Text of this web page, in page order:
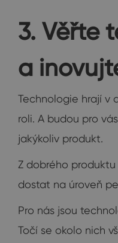
3. Věřte
a
Technologie hrají v
roli. A budou pro
jakýkoliv produkt.
Z dobrého
dostat na úroveň
Pro nás jsou
Točí se okolo nich